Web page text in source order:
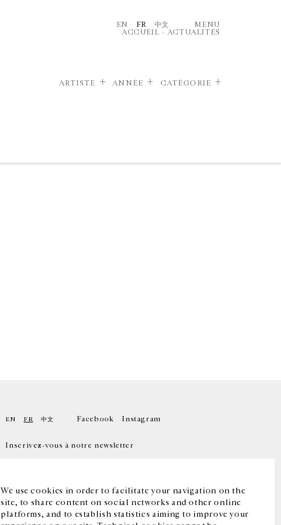
We use cookies in order to facilitate your navigation on the
site, to share content on social networks and other online
platforms, and to establish statistics aiming to improve your
EN FR 中文
MENU
ACCUEIL – ACTUALITÉS
ARTISTE ANNÉE CATÉGORIE
EN FR 中文 Facebook Instagram
Inscrivez-vous à notre newsletter